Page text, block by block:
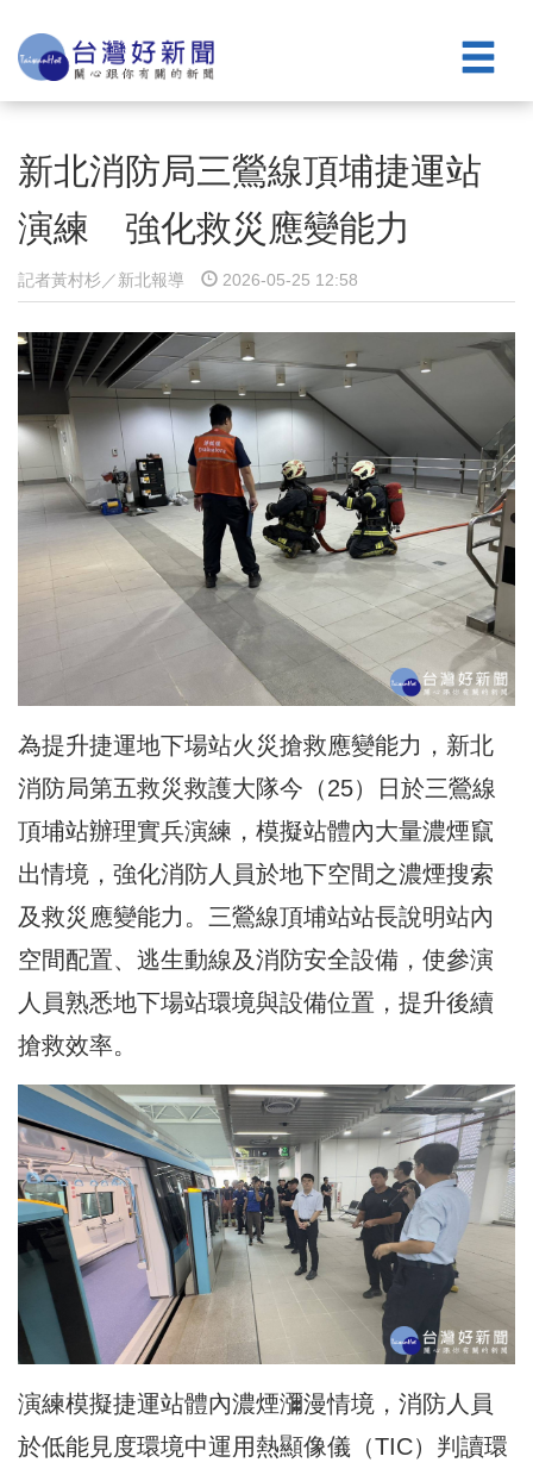
新北消防局三鶯線頂埔捷運站
演練 強化救災應變能力
記者黃村杉／新北報導 2026-05-25 12:58
為提升捷運地下場站火災搶救應變能力，新北
消防局第五救災救護大隊今（25）日於三鶯線
頂埔站辦理實兵演練，模擬站體內大量濃煙竄
出情境，強化消防人員於地下空間之濃煙搜索
及救災應變能力。三鶯線頂埔站站長說明站內
空間配置、逃生動線及消防安全設備，使參演
人員熟悉地下場站環境與設備位置，提升後續
搶救效率。
演練模擬捷運站體內濃煙瀰漫情境，消防人員
於低能見度環境中運用熱顯像儀（TIC）判讀環